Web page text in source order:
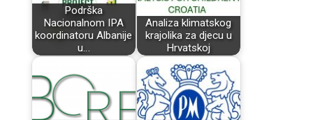
Podrška
Nacionalnom IPA
koordinatoru Albanije
u…
Analiza klimatskog
krajolika za djecu u
Hrvatskoj